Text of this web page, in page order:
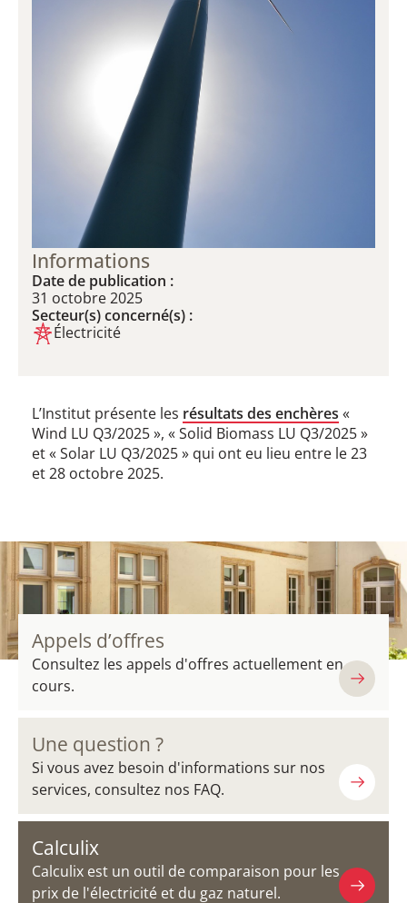
Informations
Date de publication :
31 octobre 2025
Secteur(s) concerné(s) :
Électricité
L’Institut présente les résultats des enchères «
Wind LU Q3/2025 », « Solid Biomass LU Q3/2025 »
et « Solar LU Q3/2025 » qui ont eu lieu entre le 23
et 28 octobre 2025.
Appels d’offres
Consultez les appels d'offres actuellement en
cours.
Une question ?
Si vous avez besoin d'informations sur nos
services, consultez nos FAQ.
Calculix
Calculix est un outil de comparaison pour les
prix de l'électricité et du gaz naturel.